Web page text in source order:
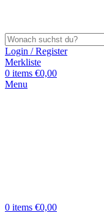
Login / Register
Merkliste
0 items €0,00
Menu
0 items €0,00